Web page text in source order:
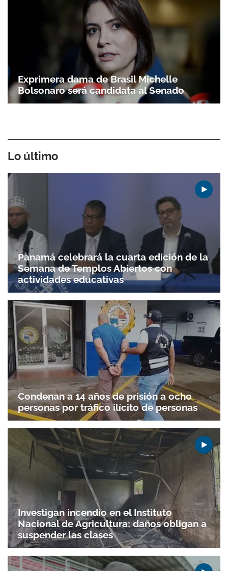
Exprimera dama de Brasil Michelle
Bolsonaro será candidata al Senado
Lo último
Panamá celebrará la cuarta edición de la
Semana de Templos Abiertos con
actividades educativas
Condenan a 14 años de prisión a ocho
personas por tráfico ilícito de personas
Investigan incendio en el Instituto
Nacional de Agricultura; daños obligan a
suspender las clases